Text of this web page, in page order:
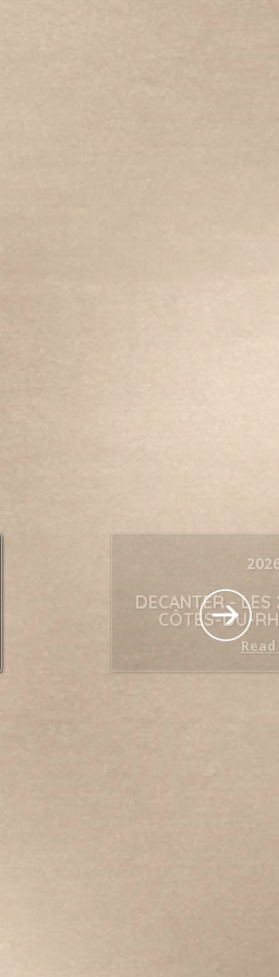
DECANTER - LES
CÔTES-DU-
Read